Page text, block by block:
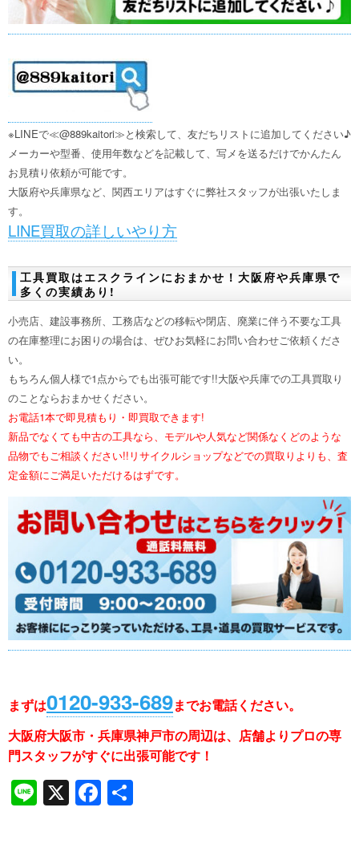
※LINEで≪@889kaitori≫と検索して、友だちリストに追加してください♪
メーカーや型番、使用年数などを記載して、写メを送るだけでかんたん
お見積り依頼が可能です。
大阪府や兵庫県など、関西エリアはすぐに弊社スタッフが出張いたしま
す。
LINE買取の詳しいやり方
工具買取はエスクラインにおまかせ！大阪府や兵庫県で
多くの実績あり!
小売店、建設事務所、工務店などの移転や閉店、廃業に伴う不要な工具
の在庫整理にお困りの場合は、ぜひお気軽にお問い合わせご依頼くださ
い。
もちろん個人様で1点からでも出張可能です!!大阪や兵庫での工具買取り
のことならおまかせください。
お電話1本で即見積もり・即買取できます!
新品でなくても中古の工具なら、モデルや人気など関係なくどのような
品物でもご相談ください!!リサイクルショップなどでの買取りよりも、査
定金額にご満足いただけるはずです。
まずは0120-933-689までお電話ください。
大阪府大阪市・兵庫県神戸市の周辺は、店舗よりプロの専
門スタッフがすぐに出張可能です！
Li X F